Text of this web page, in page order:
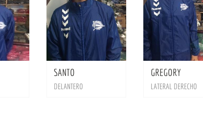
BIO
BIO
SANTO
DELANTERO
GREGORY
LATERAL DERECHO